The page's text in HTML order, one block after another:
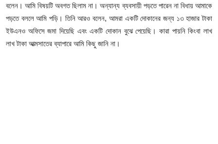
বলেন। আমি বিষয়টি অবগত ছিলাম না। অন্যান্য ব্যবসায়ী পড়তে পারেন না বিধায় আমাকে
পড়তে বললে আমি পড়ি। তিনি আরও বলেন, আমরা একটি দোকানের জন্য ১৩ হাজার টাকা
ইউএনও অফিসে জমা দিয়েছি এবং একটি দোকান বুঝে পেয়েছি। কারা পায়নি কিংবা লাখ
লাখ টাকা আত্মসাতের ব্যাপারে আমি কিছু জানি না।